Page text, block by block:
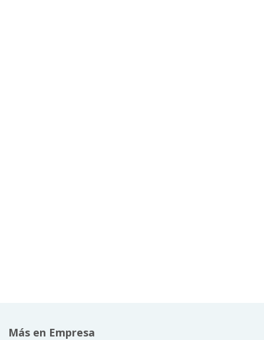
Más en Empresa